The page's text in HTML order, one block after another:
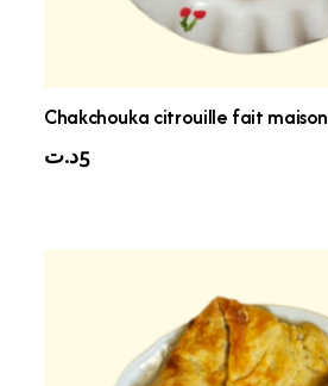
Chakchouka citrouille fait maison
5د.ت